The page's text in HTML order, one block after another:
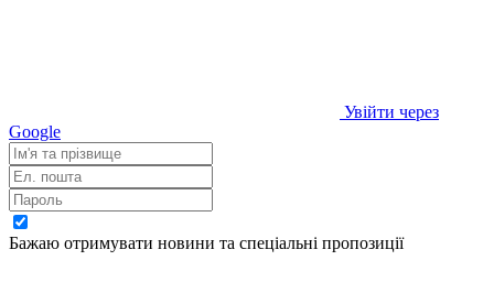
Увійти через
Google
Бажаю отримувати новини та спеціальні пропозиції